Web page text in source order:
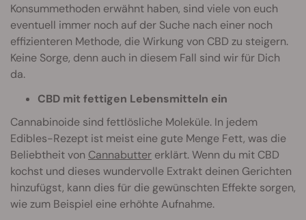
Konsummethoden erwähnt haben, sind viele von euch
eventuell immer noch auf der Suche nach einer noch
effizienteren Methode, die Wirkung von CBD zu steigern.
Keine Sorge, denn auch in diesem Fall sind wir für Dich
da.
CBD mit fettigen Lebensmitteln ein
Cannabinoide sind fettlösliche Moleküle. In jedem
Edibles-Rezept ist meist eine gute Menge Fett, was die
Beliebtheit von Cannabutter erklärt. Wenn du mit CBD
kochst und dieses wundervolle Extrakt deinen Gerichten
hinzufügst, kann dies für die gewünschten Effekte sorgen,
wie zum Beispiel eine erhöhte Aufnahme.